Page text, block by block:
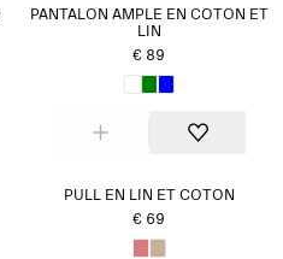
PANTALON AMPLE EN COTON ET
LIN
€ 89
PULL EN LIN ET COTON
€ 69